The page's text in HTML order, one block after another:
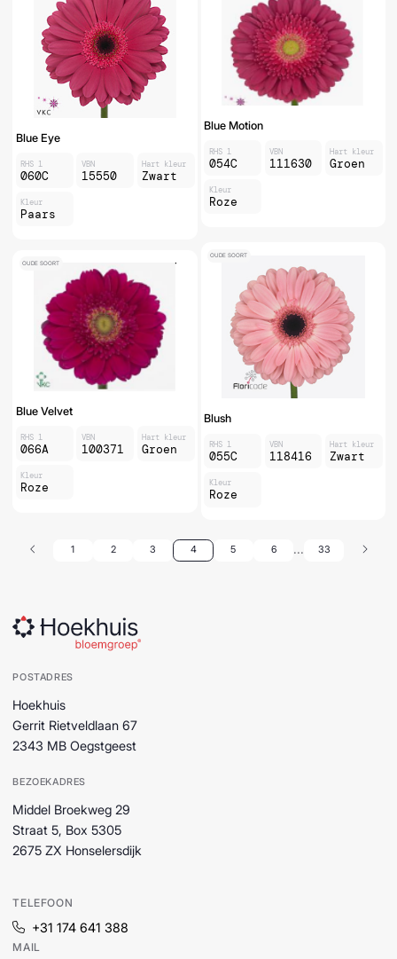
Blue Eye
RHS 1
060C
VBN
15550
Hart kleur
Zwart
Kleur
Paars
Blue Motion
RHS 1
054C
VBN
111630
Hart kleur
Groen
Kleur
Roze
Blue Velvet
RHS 1
066A
VBN
100371
Hart kleur
Groen
Kleur
Roze
OUDE SOORT
Blush
RHS 1
055C
VBN
118416
Hart kleur
Zwart
Kleur
Roze
OUDE SOORT
1 2 3 4 5 6 ... 33
POSTADRES
Hoekhuis
Gerrit Rietveldlaan 67
2343 MB Oegstgeest
BEZOEKADRES
Middel Broekweg 29
Straat 5, Box 5305
2675 ZX Honselersdijk
TELEFOON
+31 174 641 388
MAIL